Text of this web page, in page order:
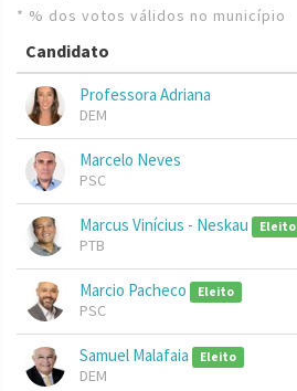
* % dos votos válidos no município
Candidato
Professora Adriana
DEM
Marcelo Neves
PSC
Marcus Vinícius - Neskau Eleito
PTB
Marcio Pacheco Eleito
PSC
Samuel Malafaia Eleito
DEM